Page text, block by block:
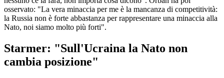
osservato: "La vera minaccia per me è la mancanza di competitività:
la Russia non è forte abbastanza per rappresentare una minaccia alla
Nato, noi siamo molto più forti".
Starmer: "Sull'Ucraina la Nato non
cambia posizione"